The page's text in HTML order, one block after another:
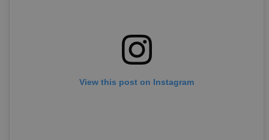
View this post on Instagram